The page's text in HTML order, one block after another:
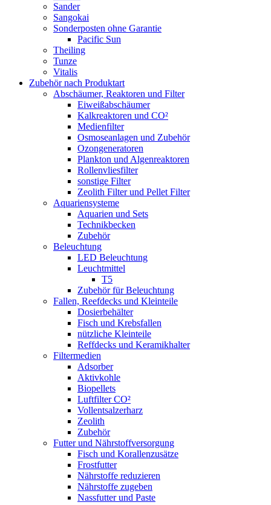
Sander
Sangokai
Sonderposten ohne Garantie
Pacific Sun
Theiling
Tunze
Vitalis
Zubehör nach Produktart
Abschäumer, Reaktoren und Filter
Eiweißabschäumer
Kalkreaktoren und CO²
Medienfilter
Osmoseanlagen und Zubehör
Ozongeneratoren
Plankton und Algenreaktoren
Rollenvliesfilter
sonstige Filter
Zeolith Filter und Pellet Filter
Aquariensysteme
Aquarien und Sets
Technikbecken
Zubehör
Beleuchtung
LED Beleuchtung
Leuchtmittel
T5
Zubehör für Beleuchtung
Fallen, Reefdecks und Kleinteile
Dosierbehälter
Fisch und Krebsfallen
nützliche Kleinteile
Reffdecks und Keramikhalter
Filtermedien
Adsorber
Aktivkohle
Biopellets
Luftfilter CO²
Vollentsalzerharz
Zeolith
Zubehör
Futter und Nährstoffversorgung
Fisch und Korallenzusätze
Frostfutter
Nährstoffe reduzieren
Nährstoffe zugeben
Nassfutter und Paste